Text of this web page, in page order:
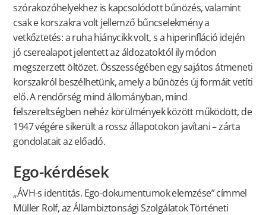
szórakozóhelyekhez is kapcsolódott bűnözés, valamint
csak e korszakra volt jellemző bűncselekmény a
vetkőztetés: a ruha hiánycikk volt, s a hiperinfláció idején
jó cserealapot jelentett az áldozatoktól ily módon
megszerzett öltözet. Összességében egy sajátos átmeneti
korszakról beszélhetünk, amely a bűnözés új formáit vetíti
elő. A rendőrség mind állományban, mind
felszereltségben nehéz körülmények között működött, de
1947 végére sikerült a rossz állapotokon javítani – zárta
gondolatait az előadó.
Ego-kérdések
„ÁVH-s identitás. Ego-dokumentumok elemzése” címmel
Müller Rolf, az Állambiztonsági Szolgálatok Történeti